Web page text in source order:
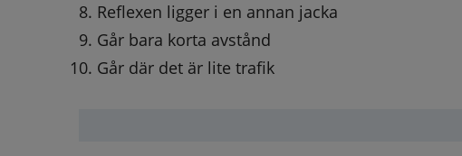
Reflexen ligger i en annan jacka
Går bara korta avstånd
Går där det är lite trafik